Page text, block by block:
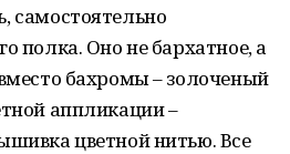
самостоятельно
полка. Оно не бархатное, а
бахромы – золоченый
аппликации –
цветной нитью. Все